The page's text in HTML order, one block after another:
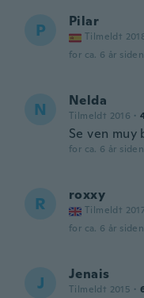
P Pilar
Tilmeldt
for ca. 6 år siden
N Nelda
Tilmeldt 2016 ·
Se ven
for ca. 6 år siden
R roxxy
Tilmeldt
for ca. 6 år siden
J Jenais
Tilmeldt 2015 ·